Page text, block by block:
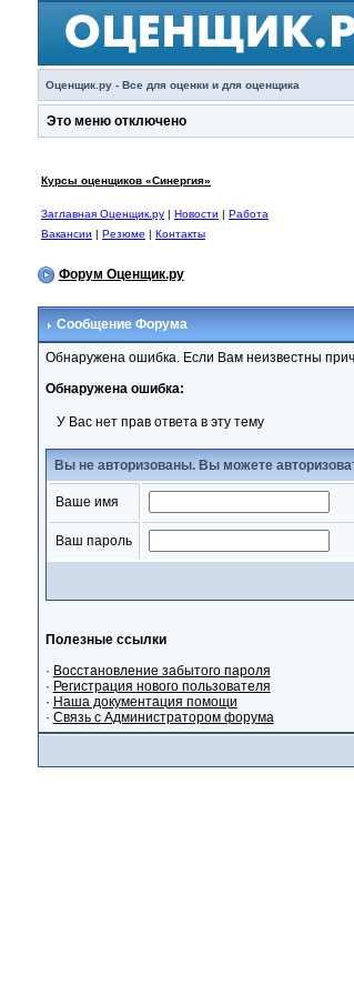
Оценщик.ру - Все для оценки и для оценщика
Это меню отключено
Курсы оценщиков «Синергия»
Заглавная Оценщик.ру| Новости | Работа
Вакансии | Резюме | Контакты
Форум Оценщик.ру
Сообщение Форума
Обнаружена ошибка. Если Вам неизвестны
Обнаружена ошибка:
У Вас нет прав ответа в эту тему
Вы не авторизованы. Вы можете
Ваше имя
Ваш пароль
Полезные ссылки
· Восстановление забытого пароля
· Регистрация нового пользователя
· Наша документация помощи
· Связь с Администратором форума